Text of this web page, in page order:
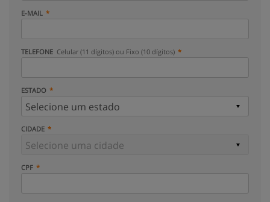
E-MAIL
TELEFONE Celular (11 dígitos) ou Fixo (10 dígitos)
ESTADO
CIDADE
CPF